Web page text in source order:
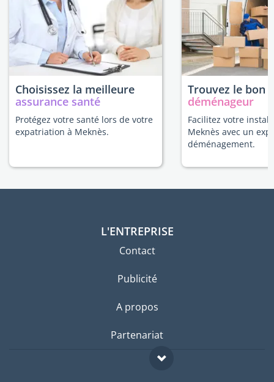
Choisissez la meilleure
assurance santé
Protégez votre santé lors de votre
expatriation à Meknès.
Trouvez le bon
déménageur
Facilitez votre
Meknès avec un
déménagement.
L'ENTREPRISE
Contact
Publicité
A propos
Partenariat